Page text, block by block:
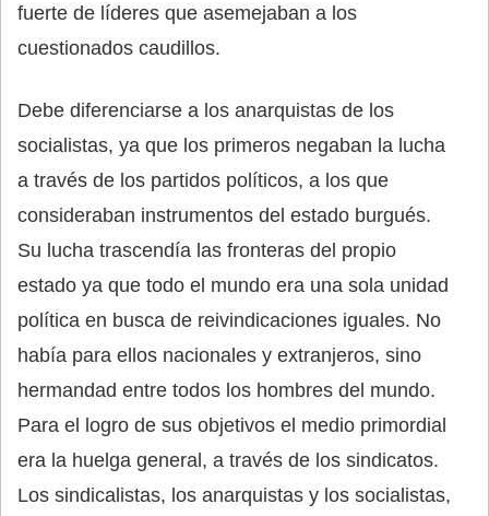
fuerte de líderes que asemejaban a los
cuestionados caudillos.
Debe diferenciarse a los anarquistas de los
socialistas, ya que los primeros negaban la lucha
a través de los partidos políticos, a los que
consideraban instrumentos del estado burgués.
Su lucha trascendía las fronteras del propio
estado ya que todo el mundo era una sola unidad
política en busca de reivindicaciones iguales. No
había para ellos nacionales y extranjeros, sino
hermandad entre todos los hombres del mundo.
Para el logro de sus objetivos el medio primordial
era la huelga general, a través de los sindicatos.
Los sindicalistas, los anarquistas y los socialistas,